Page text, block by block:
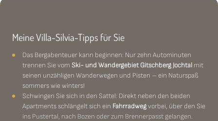
Meine Villa-Silvia-Tipps für Sie
Das Bergabenteuer kann beginnen: Nur zehn Autominuten
trennen Sie vom Ski- und Wandergebiet Gitschberg Jochtal mit
seinen unzähligen Wanderwegen und Pisten – ein Naturspaß
sommers wie winters!
Schwingen Sie sich in den Sattel: Direkt neben den beiden
Apartments schlängelt sich ein Fahrradwegvorbei, über den Sie
ins Pustertal, nach Bozen oder zum Brennerpasst gelangen.